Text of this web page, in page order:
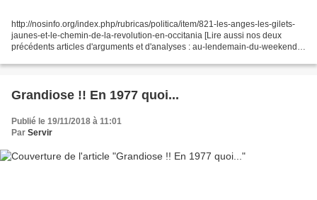
http://nosinfo.org/index.php/rubricas/politica/item/821-les-anges-les-gilets-
jaunes-et-le-chemin-de-la-revolution-en-occitania [Lire aussi nos deux
précédents articles d'arguments et d'analyses : au-lendemain-du-weekend-
Grandiose !! En 1977 quoi...
Publié le 19/11/2018 à 11:01
Par Servir